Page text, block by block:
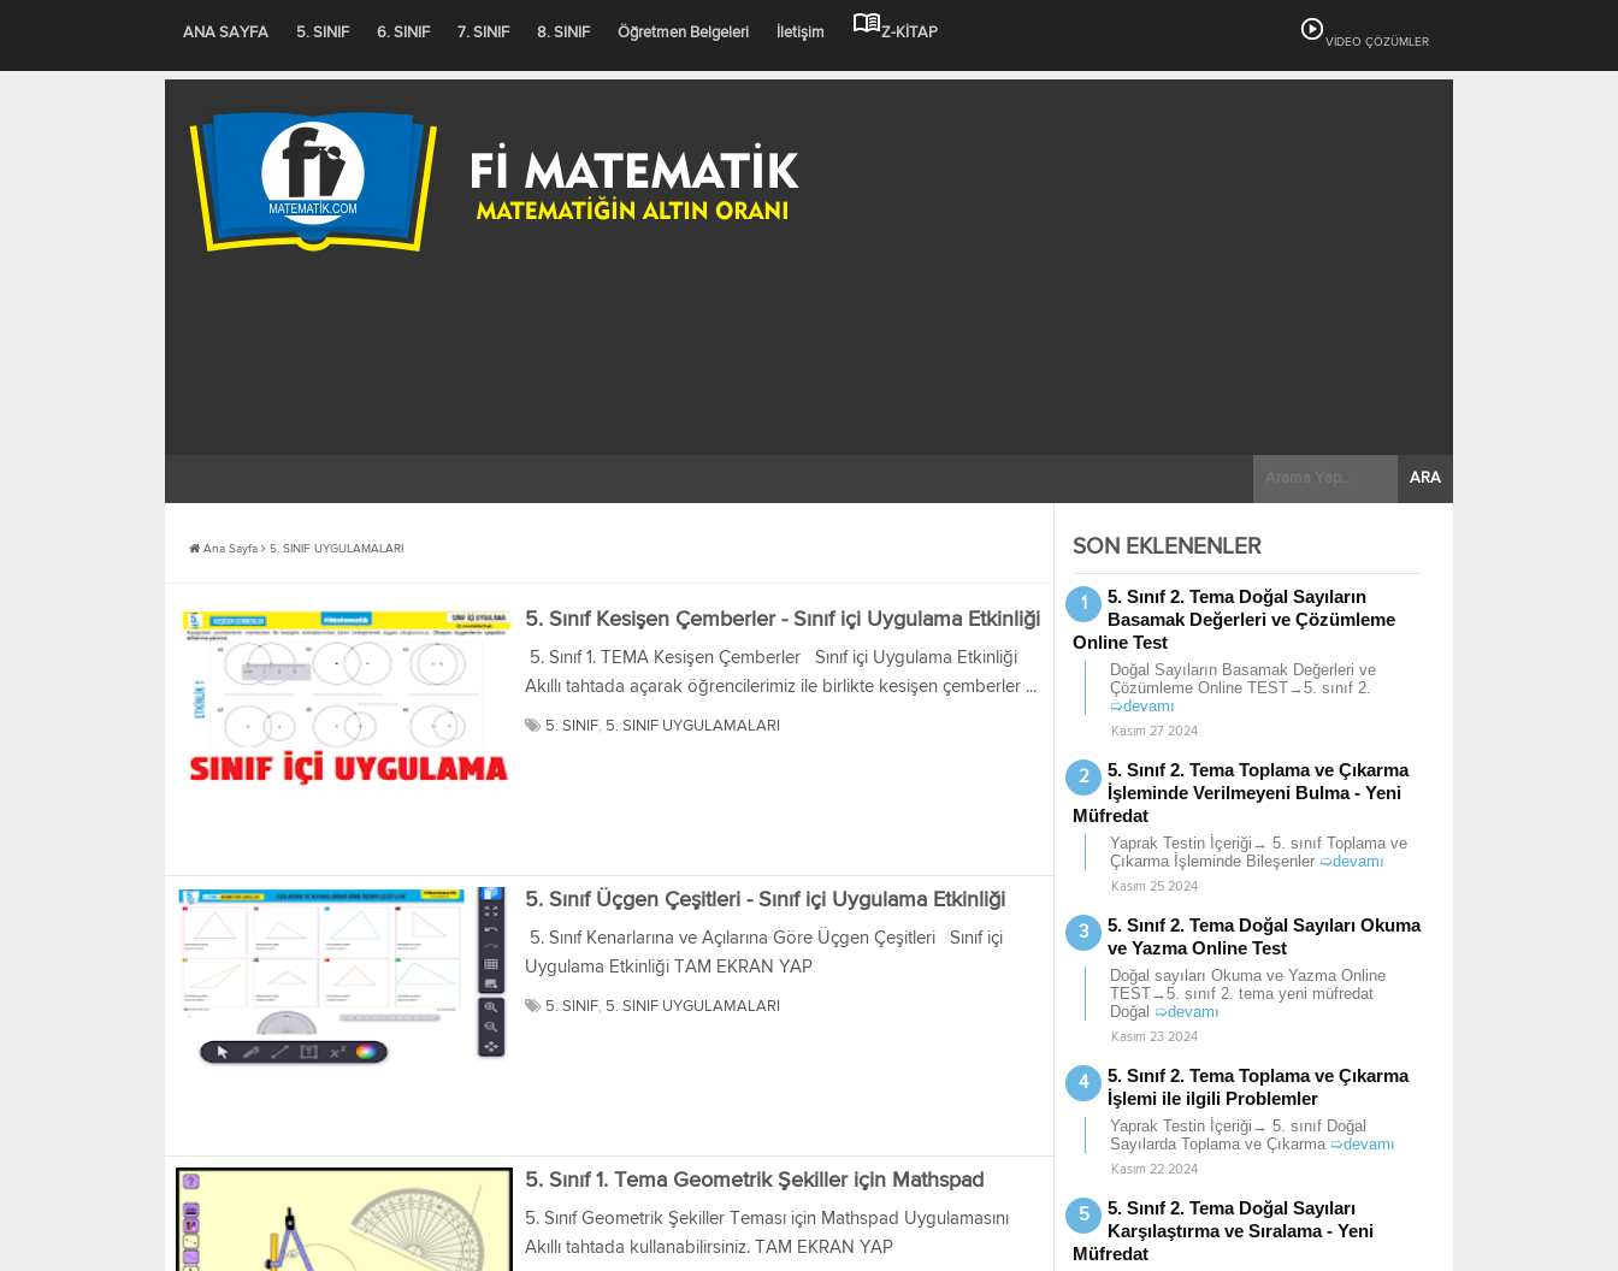
ANA SAYFA 5. SINIF 6. SINIF 7. SINIF 8. SINIF Öğretmen Belgeleri İletişim Z-KİTAP
VİDEO ÇÖZÜMLER
Ana Sayfa 5. SINIF UYGULAMALARI
5. Sınıf Kesişen Çemberler - Sınıf içi Uygulama Etkinliği
5. Sınıf 1. TEMA Kesişen Çemberler Sınıf içi Uygulama Etkinliği
Akıllı tahtada açarak öğrencilerimiz ile birlikte kesişen çemberler ...
5. SINIF, 5. SINIF UYGULAMALARI
5. Sınıf Üçgen Çeşitleri - Sınıf içi Uygulama Etkinliği
5. Sınıf Kenarlarına ve Açılarına Göre Üçgen Çeşitleri Sınıf içi
Uygulama Etkinliği TAM EKRAN YAP
5. SINIF, 5. SINIF UYGULAMALARI
5. Sınıf 1. Tema Geometrik Şekiller için Mathspad
5. Sınıf Geometrik Şekiller Teması için Mathspad Uygulamasını
Akıllı tahtada kullanabilirsiniz. TAM EKRAN YAP
SON EKLENENLER
5. Sınıf 2. Tema Doğal Sayıların
Basamak Değerleri ve Çözümleme
Online Test
Doğal Sayıların Basamak Değerleri ve
Çözümleme Online TEST→5. sınıf 2.
➯devamı
Kasım 27 2024
5. Sınıf 2. Tema Toplama ve Çıkarma
İşleminde Verilmeyeni Bulma - Yeni
Müfredat
Yaprak Testin İçeriği→ 5. sınıf Toplama ve
Çıkarma İşleminde Bileşenler ➯devamı
Kasım 25 2024
5. Sınıf 2. Tema Doğal Sayıları Okuma
ve Yazma Online Test
Doğal sayıları Okuma ve Yazma Online
TEST→5. sınıf 2. tema yeni müfredat
Doğal ➯devamı
Kasım 23 2024
5. Sınıf 2. Tema Toplama ve Çıkarma
İşlemi ile ilgili Problemler
Yaprak Testin İçeriği→ 5. sınıf Doğal
Sayılarda Toplama ve Çıkarma ➯devamı
Kasım 22 2024
5. Sınıf 2. Tema Doğal Sayıları
Karşılaştırma ve Sıralama - Yeni
Müfredat